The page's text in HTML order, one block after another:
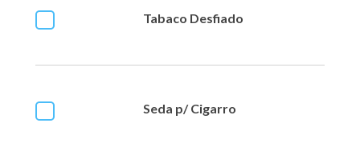
Tabaco Desfiado
Seda p/ Cigarro